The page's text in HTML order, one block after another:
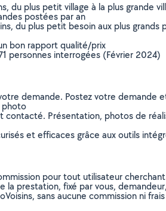
plus petit village à la plus grande
postées par an
du plus petit besoin aux plus grands
bon rapport qualité/prix
personnes interrogées (Février 2024)
demande. Postez votre
photo
Présentation, photos de
et efficaces grâce aux outils
pour tout utilisateur
prestation, fixé par vous,
sans aucune commission ni